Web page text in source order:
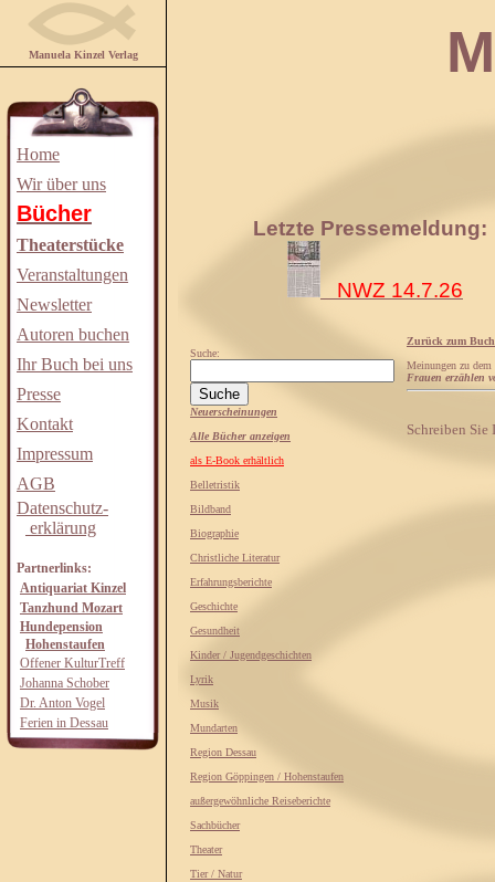
Manuela Kinzel Verlag
Home
Wir über uns
Bücher
Theaterstücke
Veranstaltungen
Newsletter
Autoren buchen
Ihr Buch bei uns
Presse
Kontakt
Impressum
AGB
Datenschutz-
erklärung
Partnerlinks:
Antiquariat Kinzel
Tanzhund Mozart
Hundepension
Hohenstaufen
Offener KulturTreff
Johanna Schober
Dr. Anton Vogel
Ferien in Dessau
Letzte Pressemeldung:
NWZ 14.7.26
Suche:
Neuerscheinungen
Alle Bücher anzeigen
als E-Book erhältlich
Belletristik
Bildband
Biographie
Christliche Literatur
Erfahrungsberichte
Geschichte
Gesundheit
Kinder / Jugendgeschichten
Lyrik
Musik
Mundarten
Region Dessau
Region Göppingen / Hohenstaufen
außergewöhnliche Reiseberichte
Sachbücher
Theater
Tier / Natur
Zurück zum Buch
Meinungen zu
Frauen erzählen
Schreiben